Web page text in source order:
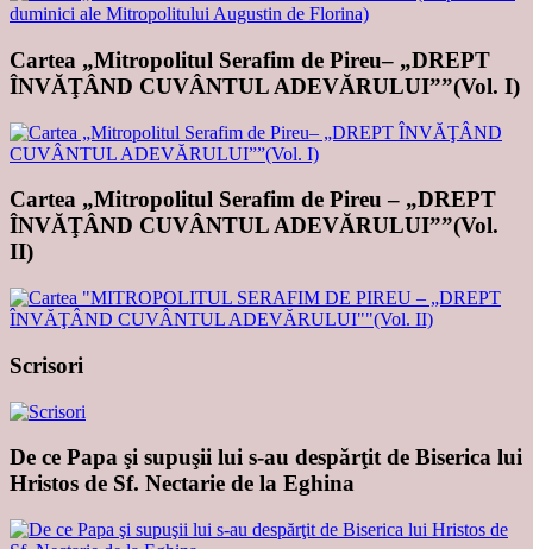
Cartea „Mitropolitul Serafim de Pireu– „DREPT
ÎNVĂŢÂND CUVÂNTUL ADEVĂRULUI””(Vol. I)
Cartea „Mitropolitul Serafim de Pireu – „DREPT
ÎNVĂŢÂND CUVÂNTUL ADEVĂRULUI””(Vol.
II)
Scrisori
De ce Papa şi supuşii lui s-au despărţit de Biserica lui
Hristos de Sf. Nectarie de la Eghina